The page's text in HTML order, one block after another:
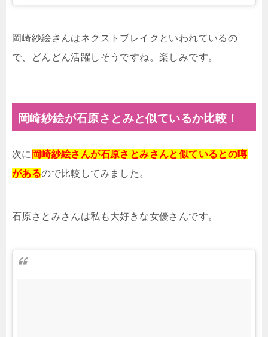
岡崎紗絵さんはネクストブレイクといわれているの
で、どんどん活躍しそうですね。楽しみです。
岡崎紗絵が石原さとみと似ているか比較！
次に 岡崎紗絵さんが石原さとみさんと似ているとの噂
があるので比較してみました。
石原さとみさんは私も大好きな女優さんです。